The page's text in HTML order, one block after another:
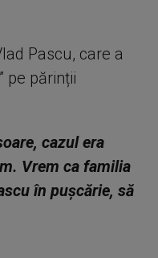
Pascu, care a
pe părinții
cazul era
Vrem ca familia
în pușcărie, să